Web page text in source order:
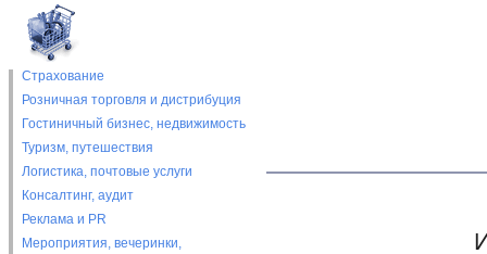
Страхование
Розничная торговля и дистрибуция
Гостиничный бизнес, недвижимость
Туризм, путешествия
Логистика, почтовые услуги
Консалтинг, аудит
Реклама и PR
Мероприятия, вечеринки,